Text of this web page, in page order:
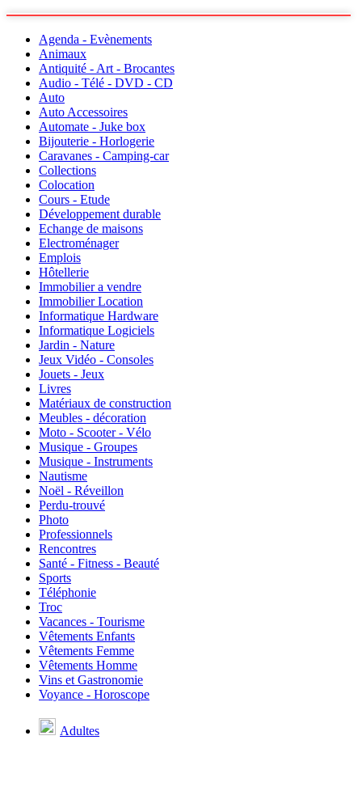
Agenda - Evènements
Animaux
Antiquité - Art - Brocantes
Audio - Télé - DVD - CD
Auto
Auto Accessoires
Automate - Juke box
Bijouterie - Horlogerie
Caravanes - Camping-car
Collections
Colocation
Cours - Etude
Développement durable
Echange de maisons
Electroménager
Emplois
Hôtellerie
Immobilier a vendre
Immobilier Location
Informatique Hardware
Informatique Logiciels
Jardin - Nature
Jeux Vidéo - Consoles
Jouets - Jeux
Livres
Matériaux de construction
Meubles - décoration
Moto - Scooter - Vélo
Musique - Groupes
Musique - Instruments
Nautisme
Noël - Réveillon
Perdu-trouvé
Photo
Professionnels
Rencontres
Santé - Fitness - Beauté
Sports
Téléphonie
Troc
Vacances - Tourisme
Vêtements Enfants
Vêtements Femme
Vêtements Homme
Vins et Gastronomie
Voyance - Horoscope
Adultes